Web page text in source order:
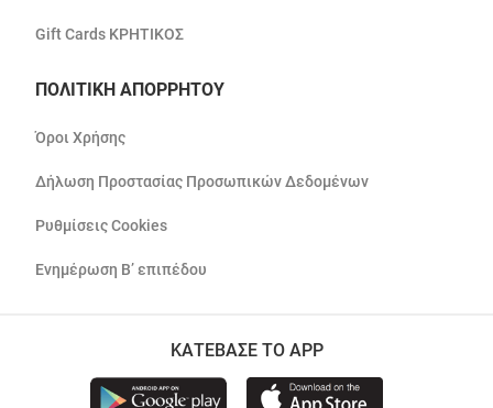
Gift Cards ΚΡΗΤΙΚΟΣ
ΠΟΛΙΤΙΚΗ ΑΠΟΡΡΗΤΟΥ
Όροι Χρήσης
Δήλωση Προστασίας Προσωπικών Δεδομένων
Ρυθμίσεις Cookies
Ενημέρωση Β’ επιπέδου
ΚΑΤΕΒΑΣΕ ΤΟ APP